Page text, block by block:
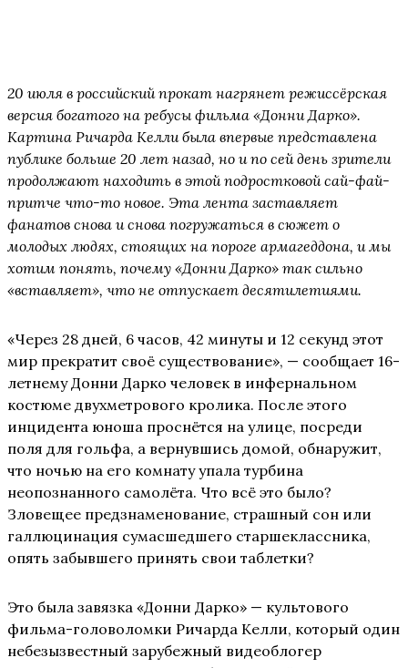
20 июля в российский прокат нагрянет режиссёрская
версия богатого на ребусы фильма «Донни Дарко».
Картина Ричарда Келли была впервые представлена
публике больше 20 лет назад, но и по сей день зрители
продолжают находить в этой подростковой сай-фай-
притче что-то новое. Эта лента заставляет
фанатов снова и снова погружаться в сюжет о
молодых людях, стоящих на пороге армагеддона, и мы
хотим понять, почему «Донни Дарко» так сильно
«вставляет», что не отпускает десятилетиями.
«Через 28 дней, 6 часов, 42 минуты и 12 секунд этот
мир прекратит своё существование», — сообщает 16-
летнему Донни Дарко человек в инфернальном
костюме двухметрового кролика. После этого
инцидента юноша проснётся на улице, посреди
поля для гольфа, а вернувшись домой, обнаружит,
что ночью на его комнату упала турбина
неопознанного самолёта. Что всё это было?
Зловещее предзнаменование, страшный сон или
галлюцинация сумасшедшего старшеклассника,
опять забывшего принять свои таблетки?
Это была завязка «Донни Дарко» — культового
фильма-головоломки Ричарда Келли, который один
небезызвестный зарубежный видеоблогер